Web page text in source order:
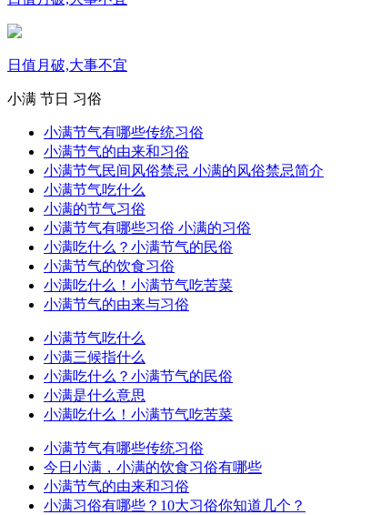
日值月破,大事不宜
小满 节日 习俗
小满节气有哪些传统习俗
小满节气的由来和习俗
小满节气民间风俗禁忌 小满的风俗禁忌简介
小满节气吃什么
小满的节气习俗
小满节气有哪些习俗 小满的习俗
小满吃什么？小满节气的民俗
小满节气的饮食习俗
小满吃什么！小满节气吃苦菜
小满节气的由来与习俗
小满节气吃什么
小满三候指什么
小满吃什么？小满节气的民俗
小满是什么意思
小满吃什么！小满节气吃苦菜
小满节气有哪些传统习俗
今日小满，小满的饮食习俗有哪些
小满节气的由来和习俗
小满习俗有哪些？10大习俗你知道几个？